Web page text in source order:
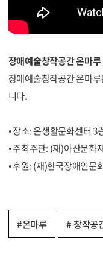
장애예술창작공간 온마
장애예술창작공간 온마
니다.
• 장소: 온생활문화센터
• 주최주관: (재)아산문화
• 후원: (재)한국장애인문
#온마루 # 창작공